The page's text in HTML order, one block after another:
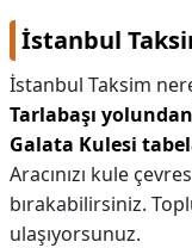
İstanbul
İstanbul Taksim
Tarlabaşı
Galata Kulesi
Aracınızı kule
bırakabilirsiniz.
ulaşıyorsunuz.